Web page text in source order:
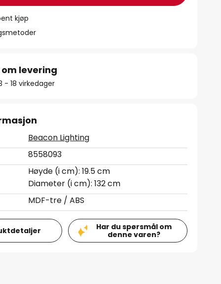
kjøp
levering
- 18 virkedager
Beacon Lighting
8558093
Høyde (i cm): 19.5 cm
Diameter (i cm): 132 cm
MDF-tre / ABS
Har du spørsmål om
denne varen?